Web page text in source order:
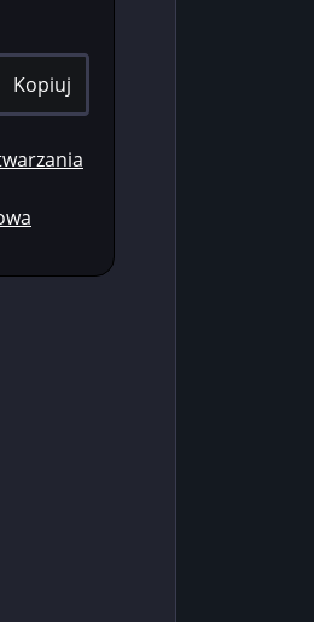
Kopiuj